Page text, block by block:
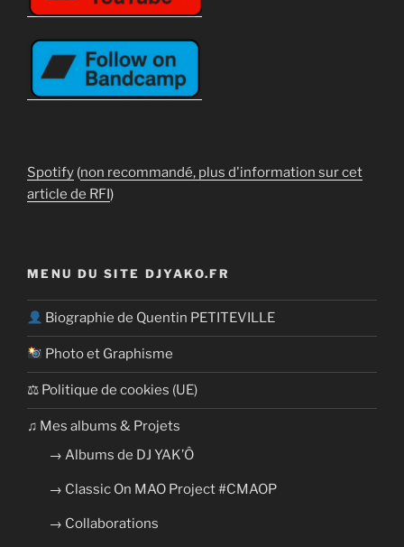
Spotify (non recommandé, plus d'information sur cet
article de RFI)
MENU DU SITE DJYAKO.FR
Biographie de Quentin PETITEVILLE
Photo et Graphisme
⚖ Politique de cookies (UE)
​​♫ Mes albums & Projets
→ Albums de DJ YAK’Ô
→ Classic On MAO Project #CMAOP
→ Collaborations